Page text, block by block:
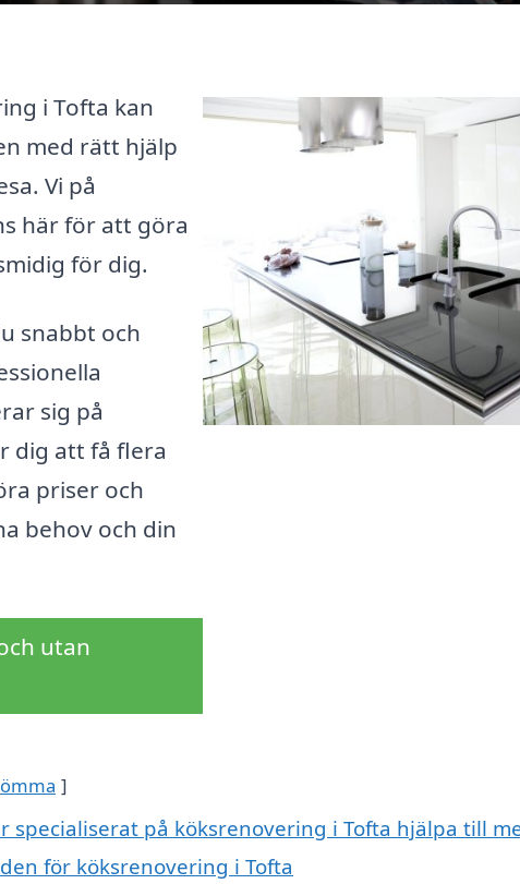
i Tofta kan
med rätt hjälp
Vi på
här för att göra
för dig.
snabbt och
sig på
dig att få flera
priser och
behov och din
utan
specialiserat på köksrenovering i Tofta hjälpa till
för köksrenovering i Tofta